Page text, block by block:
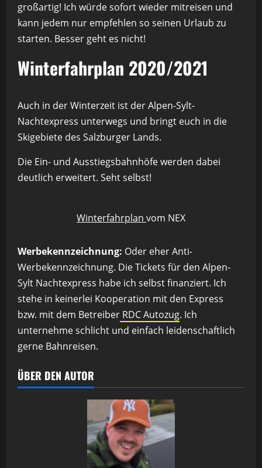
großartig! Ich würde sofort wieder mitreisen und
kann jedem nur empfehlen so seinen Urlaub zu
starten. Besser geht es nicht!
Winterfahrplan 2020/2021
Auch in der Winterzeit ist der Alpen-Sylt-
Nachtexpress unterwegs und bringt euch in die
Skigebiete des Salzburger Lands.
Die Ein- und Ausstiegsbahnhöfe werden dabei
deutlich erweitert. Seht selbst!
Winterfahrplan vom NEX
Werbekennzeichnung: Oder eher Anti-
Werbekennzeichnung. Die Tickets für den Alpen-
Sylt Nachtexpress habe ich selbst finanziert. Ich
stehe in keinerlei Kooperation mit den Express
bzw. mit dem Betreiber RDC Autozug. Ich
unternehme schlicht und einfach leidenschaftlich
gerne Bahnreisen.
ÜBER DEN AUTOR